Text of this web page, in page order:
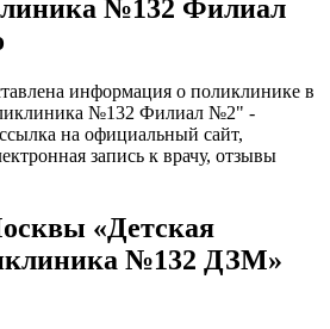
№132 Филиал
информация о поликлинике в
№132 Филиал №2" -
на официальный сайт,
запись к врачу, отзывы
«Детская
№132 ДЗМ»